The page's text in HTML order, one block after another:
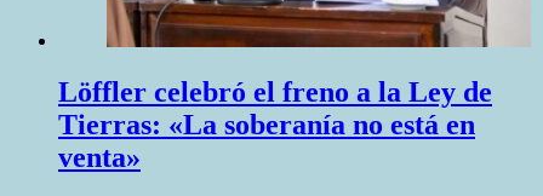
Löffler celebró el freno a la Ley de
Tierras: «La soberanía no está en
venta»